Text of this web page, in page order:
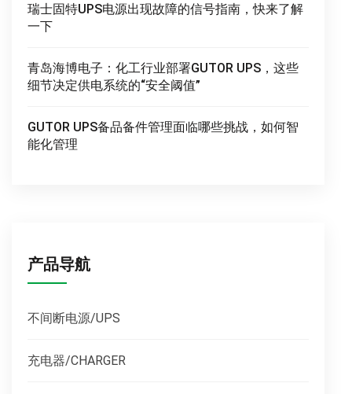
瑞士固特UPS电源出现故障的信号指南，快来了解
一下
青岛海博电子：化工行业部署GUTOR UPS，这些
细节决定供电系统的“安全阈值”
GUTOR UPS备品备件管理面临哪些挑战，如何智
能化管理
产品导航
不间断电源/UPS
充电器/CHARGER